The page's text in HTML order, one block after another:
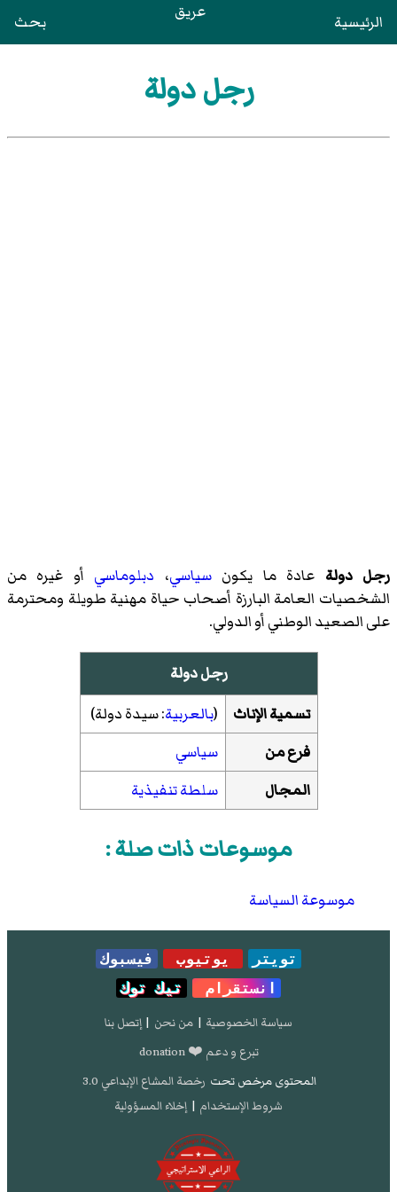
الرئيسية عريق بحث
رجل دولة
رجل دولة عادة ما يكونسياسي، دبلوماسي أو غيره من
الشخصيات العامة البارزة أصحاب حياة مهنية طويلة ومحترمة
على الصعيد الوطني أو الدولي.
رجل دولة
تسمية الإناث
(بالعربية:سيدة دولة)‏
فرع من
سياسي
المجال
سلطة تنفيذية
موسوعات ذات صلة :
موسوعة السياسة
تويتر يوتيوب
فيسبوك
انستقرام
تيك توك
سياسة الخصوصية | من نحن | إتصل بنا
تبرع و دعم ❤️ donation
المحتوى مرخص تحت رخصة المشاع الإبداعي 3.0
شروط الإستخدام | إخلاء المسؤولية